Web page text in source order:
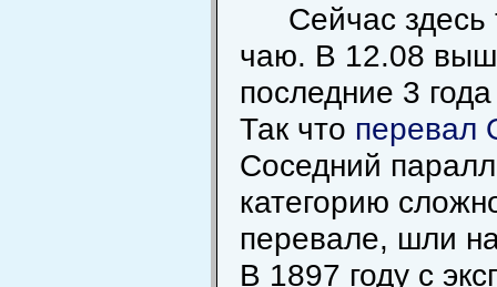
Сейчас
чаю. В 12.08
последние 3
Так что перевал
Соседний
категорию
перевале, шли
В 1897 году с